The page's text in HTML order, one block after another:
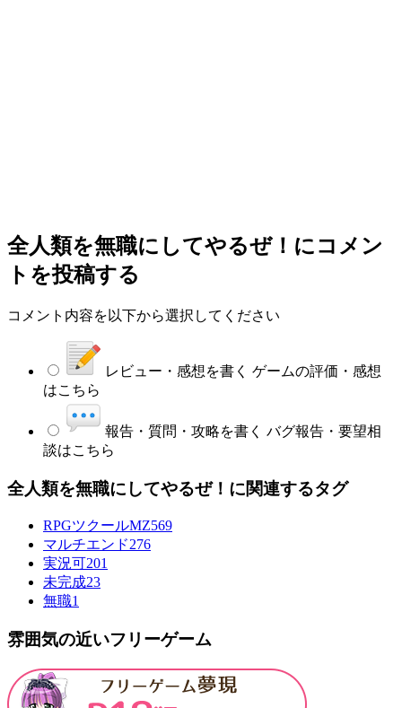
全人類を無職にしてやるぜ！ にコメン
トを投稿する
コメント内容を以下から選択してください
レビュー・感想を書く ゲームの評価・感想
はこちら
報告・質問・攻略を書く バグ報告・要望相
談はこちら
全人類を無職にしてやるぜ！に関連するタグ
RPGツクールMZ569
マルチエンド276
実況可201
未完成23
無職1
雰囲気の近いフリーゲーム